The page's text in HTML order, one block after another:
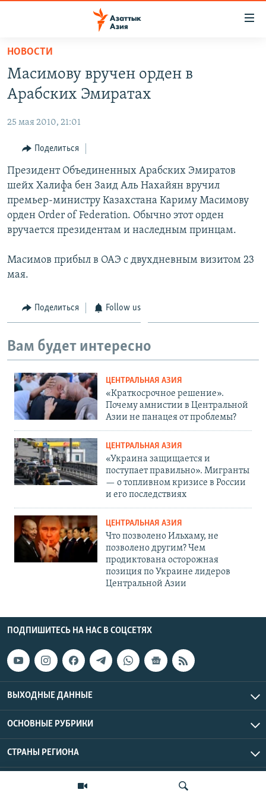
Вернуться
основному
содержанию
Вернутся
навигации
Вернутся
поиску
КАЗАХСТАН
УЗБЕКИСТАН
ТАДЖИКИСТАН
НОВОСТИ
ВОЙНА В УКРАИНЕ
НА ДРУГИХ ЯЗЫКАХ
ҚАЗАҚША
КЫРГЫЗЧА
ТОҶИКӢ
TÜRKMENÇE
Все сайты РСЕ/РС
НОВОСТИ
Масимову вручен орден в
Арабских Эмиратах
25 мая 2010, 21:01
Поделиться
Президент Объединенных Арабских Эмиратов
шейх Халифа бен Заид Аль Нахайян вручил
премьер-министру Казахстана Кариму Масимову
орден Order of Federation. Обычно этот орден
вручается президентам и наследным принцам.
Масимов прибыл в ОАЭ с двухдневным визитом 23
мая.
Поделиться Follow us
Вам будет интересно
ЦЕНТРАЛЬНАЯ АЗИЯ
«Краткосрочное решение».
Почему амнистии в Центральной
Азии не панацея от проблемы?
ЦЕНТРАЛЬНАЯ АЗИЯ
«Украина защищается и
поступает правильно». Мигранты
— о топливном кризисе в России
и его последствиях
ЦЕНТРАЛЬНАЯ АЗИЯ
Что позволено Ильхаму, не
позволено другим? Чем
продиктована осторожная
позиция по Украине лидеров
Центральной Азии
ПОДПИШИТЕСЬ НА НАС В СОЦСЕТЯХ
ВЫХОДНЫЕ ДАННЫЕ
ОСНОВНЫЕ РУБРИКИ
СТРАНЫ РЕГИОНА
Азаттык Азия © 2026 RFE/RL, Inc. | Все права защищены.